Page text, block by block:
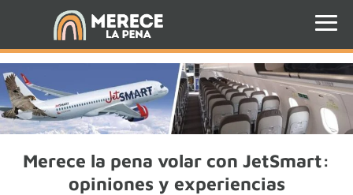
Merece la pena volar con JetSmart:
opiniones y experiencias